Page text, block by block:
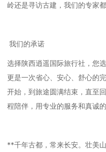
岭还是寻访古建，我们的专家
我们的承诺
选择陕西逍遥国际旅行社，您
更是一次省心、安心、舒心的
开始，到旅途圆满结束，直至
程陪伴，用专业的服务和真诚
**千年古都，常来长安。壮美